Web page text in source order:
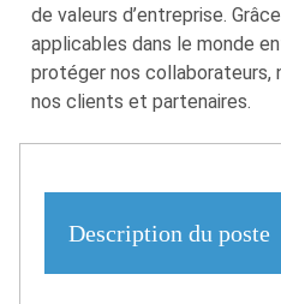
de valeurs d’entreprise.
applicables dans le monde
protéger nos collaborateurs,
nos clients et partenaires.
Description du poste